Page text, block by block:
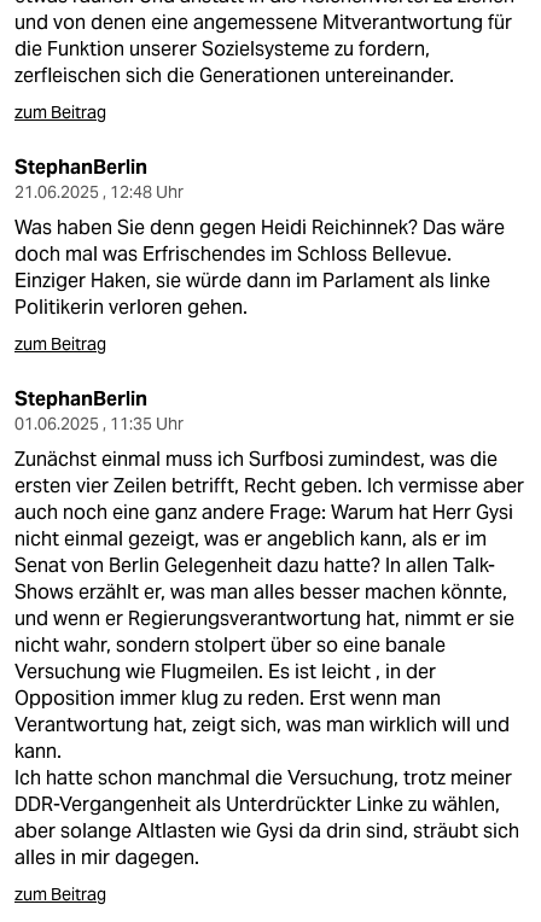
und von denen eine angemessene Mitverantwortung für
die Funktion unserer Sozielsysteme zu fordern,
zerfleischen sich die Generationen untereinander.
zum Beitrag
StephanBerlin
21.06.2025 , 12:48 Uhr
Was haben Sie denn gegen Heidi Reichinnek? Das wäre
doch mal was Erfrischendes im Schloss Bellevue.
Einziger Haken, sie würde dann im Parlament als linke
Politikerin verloren gehen.
zum Beitrag
StephanBerlin
01.06.2025 , 11:35 Uhr
Zunächst einmal muss ich Surfbosi zumindest, was die
ersten vier Zeilen betrifft, Recht geben. Ich vermisse aber
auch noch eine ganz andere Frage: Warum hat Herr Gysi
nicht einmal gezeigt, was er angeblich kann, als er im
Senat von Berlin Gelegenheit dazu hatte? In allen Talk-
Shows erzählt er, was man alles besser machen könnte,
und wenn er Regierungsverantwortung hat, nimmt er sie
nicht wahr, sondern stolpert über so eine banale
Versuchung wie Flugmeilen. Es ist leicht , in der
Opposition immer klug zu reden. Erst wenn man
Verantwortung hat, zeigt sich, was man wirklich will und
kann.
Ich hatte schon manchmal die Versuchung, trotz meiner
DDR-Vergangenheit als Unterdrückter Linke zu wählen,
aber solange Altlasten wie Gysi da drin sind, sträubt sich
alles in mir dagegen.
zum Beitrag